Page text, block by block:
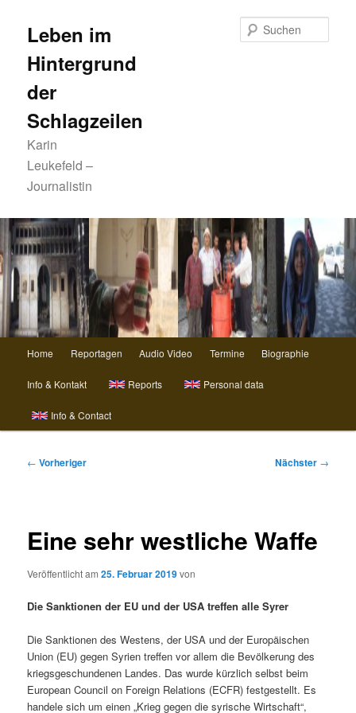
primären
springen
Leben im
Hintergrund
der
Schlagzeilen
Karin
Leukefeld –
Journalistin
Home Reportagen Audio Video Termine Biographie
Info & Kontakt Reports Personal data
Info & Contact
Beitragsnavigation
← Vorheriger Nächster →
Eine sehr westliche Waffe
Veröffentlicht am25. Februar 2019von
Die Sanktionen der EU und der USA treffen alle Syrer
Die Sanktionen des Westens, der USA und der Europäischen
Union (EU) gegen Syrien treffen vor allem die Bevölkerung des
kriegsgeschundenen Landes. Das wurde kürzlich selbst beim
European Council on Foreign Relations (ECFR) festgestellt. Es
handele sich um einen „Krieg gegen die syrische Wirtschaft“,